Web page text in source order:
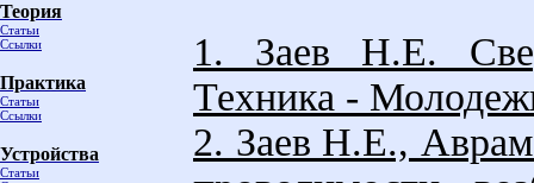
Теория
Статьи
Ссылки
Практика
Статьи
Ссылки
Устройства
Статьи
1. Заев Н.Е.
Техника -
2. Заев Н.Е.,